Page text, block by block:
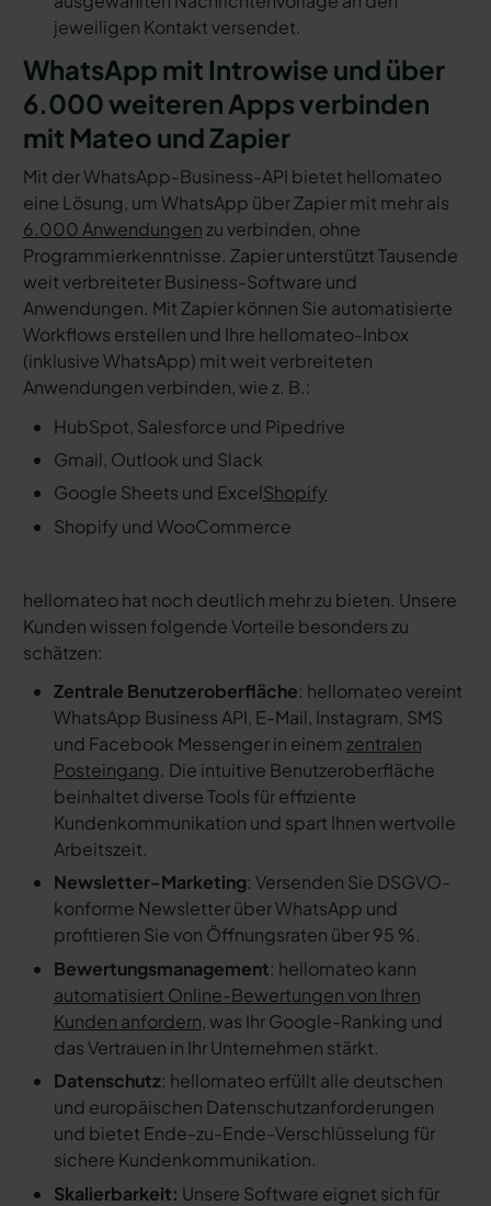
jeweiligen Kontakt versendet.
WhatsApp mit Introwise und über
6.000 weiteren Apps verbinden
mit Mateo und Zapier
Mit der WhatsApp-Business-API bietet hellomateo
eine Lösung, um WhatsApp über Zapier mit mehr als
6.000 Anwendungenzu verbinden, ohne
Programmierkenntnisse. Zapier unterstützt Tausende
weit verbreiteter Business-Software und
Anwendungen. Mit Zapier können Sie automatisierte
Workflows erstellen und Ihre hellomateo-Inbox
(inklusive WhatsApp) mit weit verbreiteten
Anwendungen verbinden, wie z. B.:
HubSpot, Salesforce und Pipedrive
Gmail, Outlook und Slack
Google Sheets und ExcelShopify
Shopify und WooCommerce
hellomateo hat noch deutlich mehr zu bieten. Unsere
Kunden wissen folgende Vorteile besonders zu
schätzen:
Zentrale Benutzeroberfläche: hellomateo vereint
WhatsApp Business API, E-Mail, Instagram, SMS
und Facebook Messenger in einem zentralen
Posteingang. Die intuitive Benutzeroberfläche
beinhaltet diverse Tools für effiziente
Kundenkommunikation und spart Ihnen wertvolle
Arbeitszeit.
Newsletter-Marketing: Versenden Sie DSGVO-
konforme Newsletter über WhatsApp und
profitieren Sie von Öffnungsraten über 95 %.
Bewertungsmanagement: hellomateo kann
automatisiert Online-Bewertungen von Ihren
Kunden anfordern, was Ihr Google-Ranking und
das Vertrauen in Ihr Unternehmen stärkt.
Datenschutz: hellomateo erfüllt alle deutschen
und europäischen Datenschutzanforderungen
und bietet Ende-zu-Ende-Verschlüsselung für
sichere Kundenkommunikation.
Skalierbarkeit: Unsere Software eignet sich für